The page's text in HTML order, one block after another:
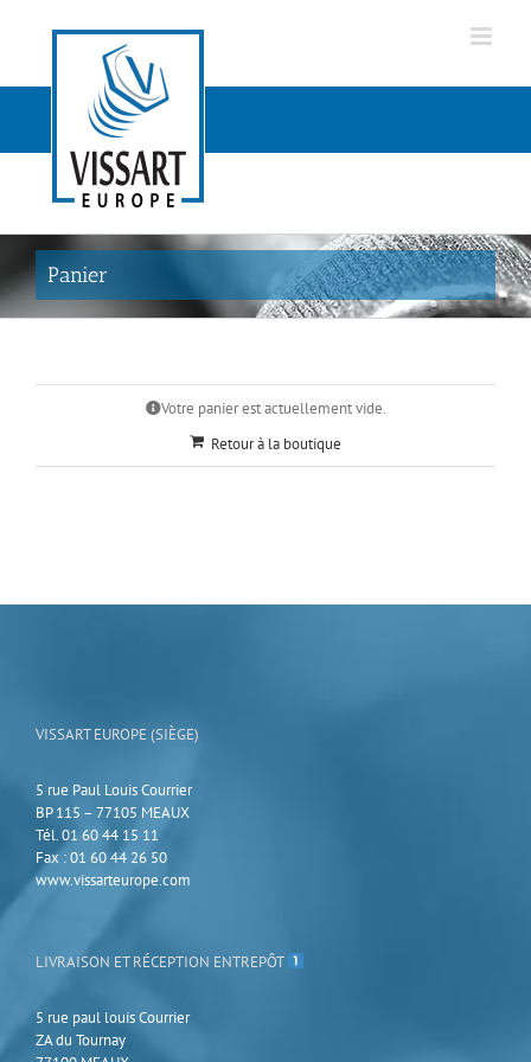
Panier
Votre panier est actuellement vide.
Retour à la boutique
VISSART EUROPE (SIÈGE)
5 rue Paul Louis Courrier
BP 115 – 77105 MEAUX
Tél. 01 60 44 15 11
Fax : 01 60 44 26 50
www.vissarteurope.com
LIVRAISON ET RÉCEPTION ENTREPÔT
5 rue paul louis Courrier
ZA du Tournay